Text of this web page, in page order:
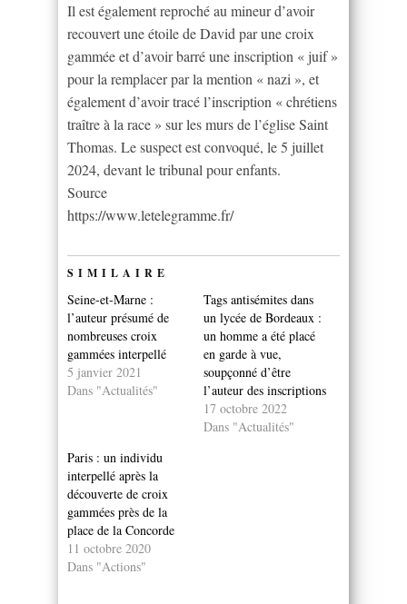
Il est également reproché au mineur d’avoir
recouvert une étoile de David par une croix
gammée et d’avoir barré une inscription « juif »
pour la remplacer par la mention « nazi », et
également d’avoir tracé l’inscription « chrétiens
traître à la race » sur les murs de l’église Saint
Thomas. Le suspect est convoqué, le 5 juillet
2024, devant le tribunal pour enfants.
Source
https://www.letelegramme.fr/
SIMILAIRE
Seine-et-Marne :
l’auteur présumé de
nombreuses croix
gammées interpellé
5 janvier 2021
Dans "Actualités"
Tags antisémites dans
un lycée de Bordeaux :
un homme a été placé
en garde à vue,
soupçonné d’être
l’auteur des inscriptions
17 octobre 2022
Dans "Actualités"
Paris : un individu
interpellé après la
découverte de croix
gammées près de la
place de la Concorde
11 octobre 2020
Dans "Actions"